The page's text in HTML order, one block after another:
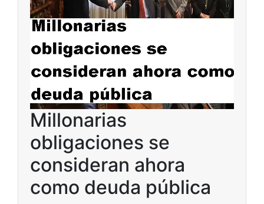
Millonarias
obligaciones se
consideran ahora
como deuda pública